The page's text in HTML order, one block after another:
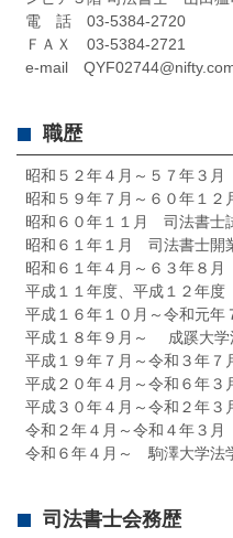
電 話 03-5384-2720
ＦＡＸ 03-5384-2721
e-mail
職歴
昭和５２年４月～５７年３
昭和５９年７月～６０年１
昭和６０年１１月 司法書士
昭和６１年１月 司法書士開
昭和６１年４月～６３年８
平成１１年度、平成１２年
平成１６年１０月～令和元
平成１８年９月～ 成蹊大学
平成１９年７月～令和３年
平成２０年４月～令和６年
平成３０年４月～令和２年
令和２年４月～令和４年３
令和６年４月～ 駒澤大学法
司法書士会務歴